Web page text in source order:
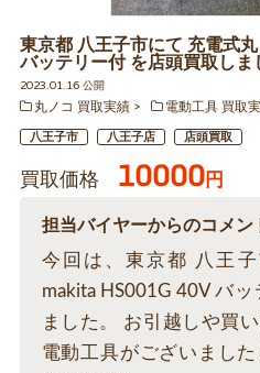
東京都 八王子市にて 充電式
バッテリー付 を店頭買取しま
2023.01.16 公開
丸ノコ 買取実績
電動工具 買取
八王子市 八王子店 店頭買取
買取価格 10000円
担当バイヤーからのコメン
今回は、東京都 八王
makita HS001G 40V バ
ました。 お引越しや買
電動工具がございまし